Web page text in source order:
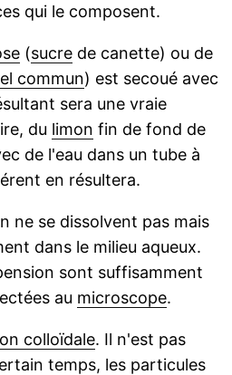
qui le composent.
(sucrede canette) ou de
commun) est secoué avec
sera une vraie
du limon fin de fond de
de l'eau dans un tube à
en résultera.
ne se dissolvent pas mais
dans le milieu aqueux.
sont suffisamment
au microscope.
colloïdale. Il n'est pas
temps, les particules